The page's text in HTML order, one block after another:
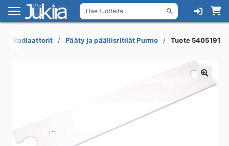
Hae tuotteita...
Siirry
navigointiin
Siirry
sisältöön
Radiaattorit Pääty ja päällisritilät Purmo Tuote 5405191